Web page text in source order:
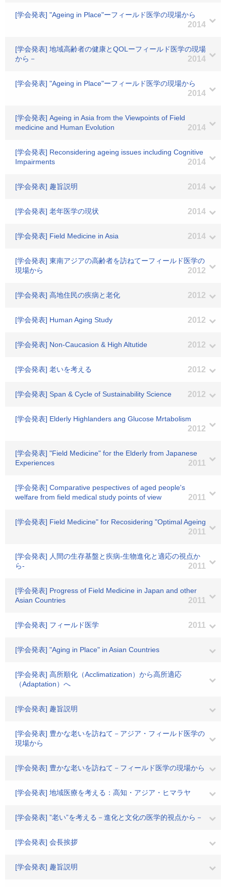
[学会発表] "Ageing in Place"ーフィールド医学の現場から
2014
[学会発表] 地域高齢者の健康とQOLーフィールド医学の現場
から－
2014
[学会発表] "Ageing in Place"ーフィールド医学の現場から
2014
[学会発表] Ageing in Asia from the Viewpoints of Field
medicine and Human Evolution
2014
[学会発表] Reconsidering ageing issues including Cognitive
Impairments
2014
[学会発表] 趣旨説明 2014
[学会発表] 老年医学の現状 2014
[学会発表] Field Medicine in Asia 2014
[学会発表] 東南アジアの高齢者を訪ねてーフィールド医学の
現場から
2012
[学会発表] 高地住民の疾病と老化 2012
[学会発表] Human Aging Study 2012
[学会発表] Non-Caucasion & High Altutide 2012
[学会発表] 老いを考える 2012
[学会発表] Span & Cycle of Sustainability Science 2012
[学会発表] Elderly Highlanders ang Glucose Mrtabolism
2012
[学会発表] "Field Medicine" for the Elderly from Japanese
Experiences
2011
[学会発表] Comparative pespectives of aged people's
welfare from field medical study points of view
2011
[学会発表] Field Medicine" for Recosidering "Optimal Ageing
2011
[学会発表] 人間の生存基盤と疾病-生物進化と適応の視点か
ら-
2011
[学会発表] Progress of Field Medicine in Japan and other
Asian Countries
2011
[学会発表] フィールド医学 2011
[学会発表] "Aging in Place" in Asian Countries
[学会発表] 高所順化（Acclimatization）から高所適応
（Adaptation）へ
[学会発表] 趣旨説明
[学会発表] 豊かな老いを訪ねて－アジア・フィールド医学の
現場から
[学会発表] 豊かな老いを訪ねて－フィールド医学の現場から
[学会発表] 地域医療を考える：高知・アジア・ヒマラヤ
[学会発表] ”老い”を考える－進化と文化の医学的視点から－
[学会発表] 会長挨拶
[学会発表] 趣旨説明